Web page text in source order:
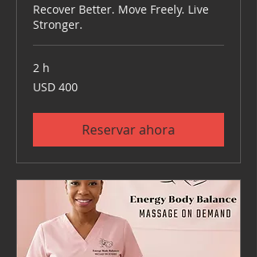
Recover Better. Move Freely. Live
Stronger.
2 h
400
dólares
USD 400
Reservar ahora